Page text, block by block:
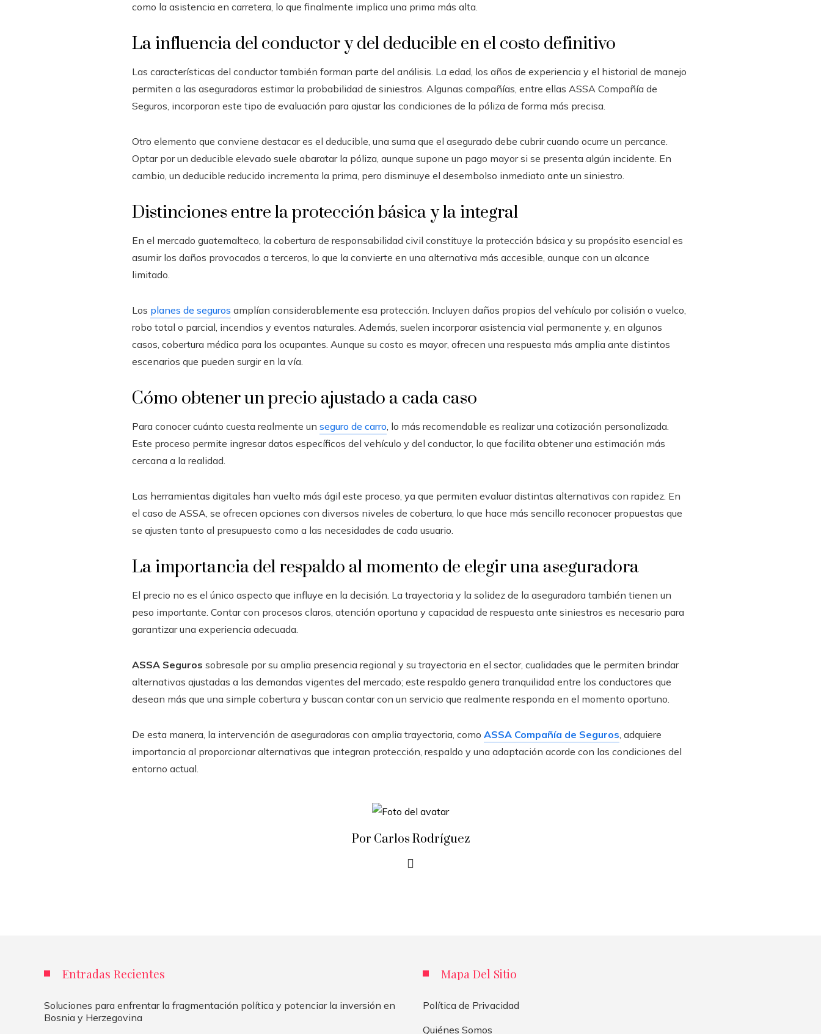
como la asistencia en carretera, lo que finalmente implica una prima más alta.
La influencia del conductor y del deducible en el costo definitivo
Las características del conductor también forman parte del análisis. La edad, los años de experiencia y el historial de manejo
permiten a las aseguradoras estimar la probabilidad de siniestros. Algunas compañías, entre ellas ASSA Compañía de
Seguros, incorporan este tipo de evaluación para ajustar las condiciones de la póliza de forma más precisa.
Otro elemento que conviene destacar es el deducible, una suma que el asegurado debe cubrir cuando ocurre un percance.
Optar por un deducible elevado suele abaratar la póliza, aunque supone un pago mayor si se presenta algún incidente. En
cambio, un deducible reducido incrementa la prima, pero disminuye el desembolso inmediato ante un siniestro.
Distinciones entre la protección básica y la integral
En el mercado guatemalteco, la cobertura de responsabilidad civil constituye la protección básica y su propósito esencial es
asumir los daños provocados a terceros, lo que la convierte en una alternativa más accesible, aunque con un alcance
limitado.
Los planes de seguros amplían considerablemente esa protección. Incluyen daños propios del vehículo por colisión o vuelco,
robo total o parcial, incendios y eventos naturales. Además, suelen incorporar asistencia vial permanente y, en algunos
casos, cobertura médica para los ocupantes. Aunque su costo es mayor, ofrecen una respuesta más amplia ante distintos
escenarios que pueden surgir en la vía.
Cómo obtener un precio ajustado a cada caso
Para conocer cuánto cuesta realmente un seguro de carro, lo más recomendable es realizar una cotización personalizada.
Este proceso permite ingresar datos específicos del vehículo y del conductor, lo que facilita obtener una estimación más
cercana a la realidad.
Las herramientas digitales han vuelto más ágil este proceso, ya que permiten evaluar distintas alternativas con rapidez. En
el caso de ASSA, se ofrecen opciones con diversos niveles de cobertura, lo que hace más sencillo reconocer propuestas que
se ajusten tanto al presupuesto como a las necesidades de cada usuario.
La importancia del respaldo al momento de elegir una aseguradora
El precio no es el único aspecto que influye en la decisión. La trayectoria y la solidez de la aseguradora también tienen un
peso importante. Contar con procesos claros, atención oportuna y capacidad de respuesta ante siniestros es necesario para
garantizar una experiencia adecuada.
ASSA Seguros sobresale por su amplia presencia regional y su trayectoria en el sector, cualidades que le permiten brindar
alternativas ajustadas a las demandas vigentes del mercado; este respaldo genera tranquilidad entre los conductores que
desean más que una simple cobertura y buscan contar con un servicio que realmente responda en el momento oportuno.
De esta manera, la intervención de aseguradoras con amplia trayectoria, como ASSA Compañía de Seguros, adquiere
importancia al proporcionar alternativas que integran protección, respaldo y una adaptación acorde con las condiciones del
entorno actual.
Por Carlos Rodríguez
Entradas Recientes
Soluciones para enfrentar la fragmentación política y potenciar la inversión en
Bosnia y Herzegovina
Mapa Del Sitio
Política de Privacidad
Quiénes Somos